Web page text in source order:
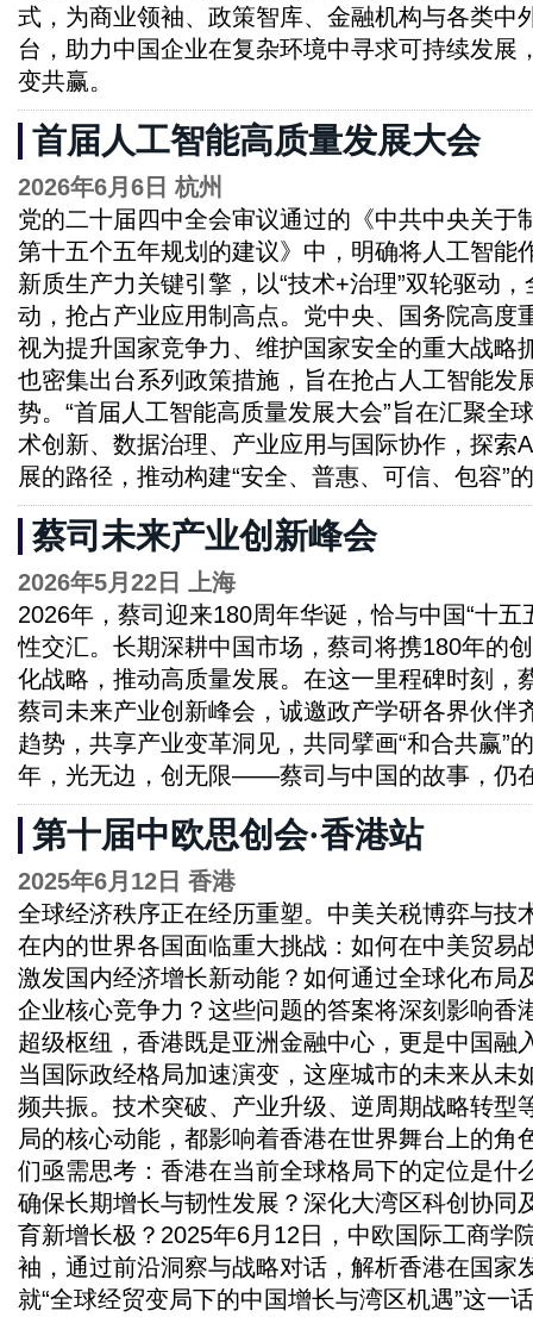
式，为商业领袖、政策智库、金融机构与各类中
台，助力中国企业在复杂环境中寻求可持续发展
变共赢。
首届人工智能高质量发展大会
2026年6月6日 杭州
党的二十届四中全会审议通过的《中共中央关于
第十五个五年规划的建议》中，明确将人工智能
新质生产力关键引擎，以“技术+治理”双轮驱动，
动，抢占产业应用制高点。党中央、国务院高度
视为提升国家竞争力、维护国家安全的重大战略
也密集出台系列政策措施，旨在抢占人工智能发
势。“首届人工智能高质量发展大会”旨在汇聚全
术创新、数据治理、产业应用与国际协作，探索
展的路径，推动构建“安全、普惠、可信、包容”
蔡司未来产业创新峰会
2026年5月22日 上海
2026年，蔡司迎来180周年华诞，恰与中国“十五
性交汇。长期深耕中国市场，蔡司将携180年的
化战略，推动高质量发展。在这一里程碑时刻，
蔡司未来产业创新峰会，诚邀政产学研各界伙伴
趋势，共享产业变革洞见，共同擘画“和合共赢”
年，光无边，创无限——蔡司与中国的故事，仍
第十届中欧思创会·香港站
2025年6月12日 香港
全球经济秩序正在经历重塑。中美关税博弈与技
在内的世界各国面临重大挑战：如何在中美贸易
激发国内经济增长新动能？如何通过全球化布局
企业核心竞争力？这些问题的答案将深刻影响香
超级枢纽，香港既是亚洲金融中心，更是中国融
当国际政经格局加速演变，这座城市的未来从未
频共振。技术突破、产业升级、逆周期战略转型
局的核心动能，都影响着香港在世界舞台上的角
们亟需思考：香港在当前全球格局下的定位是什
确保长期增长与韧性发展？深化大湾区科创协同
育新增长极？2025年6月12日，中欧国际工商学
袖，通过前沿洞察与战略对话，解析香港在国家
就“全球经贸变局下的中国增长与湾区机遇”这一